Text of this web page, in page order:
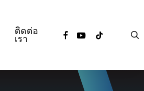
ติดต่อ
เรา
facebookyoutube
tiktok